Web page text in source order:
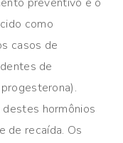
como
casos de
de
hormônios
de recaída. Os